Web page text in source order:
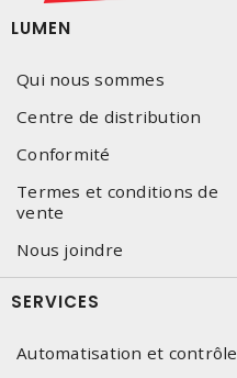
LUMEN
Qui nous sommes
Centre de distribution
Conformité
Termes et conditions de
vente
Nous joindre
SERVICES
Automatisation et contrôle